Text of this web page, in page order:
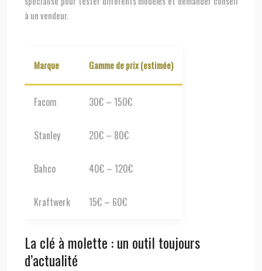
à un vendeur.
Marque Gamme de prix (estimée)
Facom 30€ – 150€
Stanley 20€ – 80€
Bahco 40€ – 120€
Kraftwerk 15€ – 60€
La clé à molette : un outil toujours
d’actualité